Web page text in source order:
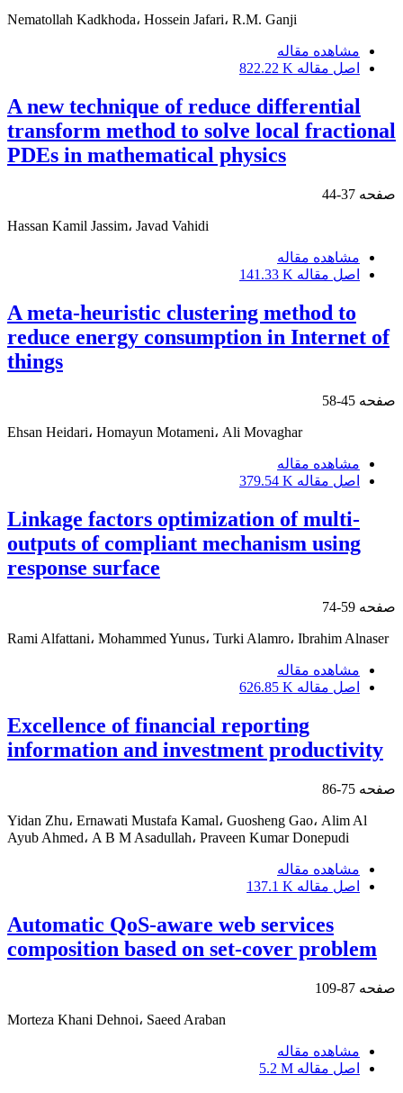
Nematollah Kadkhoda، Hossein Jafari، R.M. Ganji
مشاهده مقاله
اصل مقاله 822.22 K
A new technique of reduce differential
transform method to solve local fractional
PDEs in mathematical physics
صفحه 37-44
Hassan Kamil Jassim، Javad Vahidi
مشاهده مقاله
اصل مقاله 141.33 K
A meta-heuristic clustering method to
reduce energy consumption in Internet of
things
صفحه 45-58
Ehsan Heidari، Homayun Motameni، Ali Movaghar
مشاهده مقاله
اصل مقاله 379.54 K
Linkage factors optimization of multi-
outputs of compliant mechanism using
response surface
صفحه 59-74
Rami Alfattani، Mohammed Yunus، Turki Alamro، Ibrahim Alnaser
مشاهده مقاله
اصل مقاله 626.85 K
Excellence of financial reporting
information and investment productivity
صفحه 75-86
Yidan Zhu، Ernawati Mustafa Kamal، Guosheng Gao، Alim Al
Ayub Ahmed، A B M Asadullah، Praveen Kumar Donepudi
مشاهده مقاله
اصل مقاله 137.1 K
Automatic QoS-aware web services
composition based on set-cover problem
صفحه 87-109
Morteza Khani Dehnoi، Saeed Araban
مشاهده مقاله
اصل مقاله 5.2 M